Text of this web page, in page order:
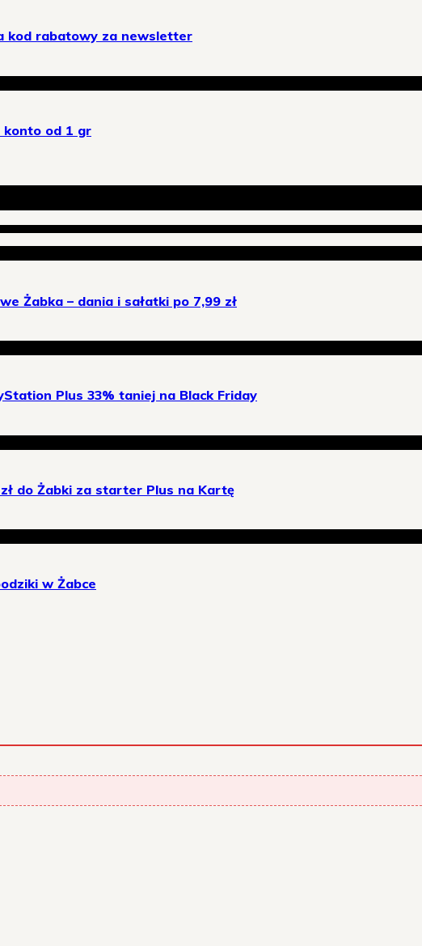
kod rabatowy za newsletter
konto od 1 gr
Żabka – dania i sałatki po 7,99 zł
Plus 33% taniej na Black Friday
do Żabki za starter Plus na Kartę
w Żabce